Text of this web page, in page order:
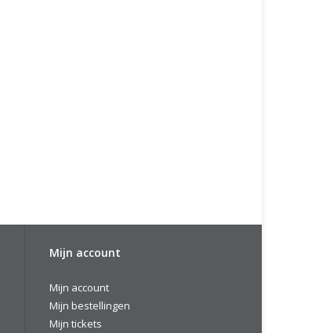
Mijn account
Mijn account
Mijn bestellingen
Mijn tickets